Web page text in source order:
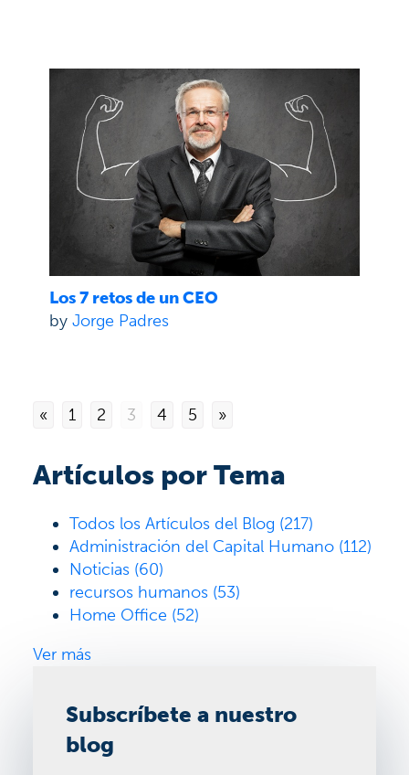
Los 7 retos de un CEO
by Jorge Padres
« 1 2 3 4 5 »
Artículos por Tema
Todos los Artículos del Blog (217)
Administración del Capital Humano (112)
Noticias (60)
recursos humanos (53)
Home Office (52)
Ver más
Subscríbete a nuestro
blog